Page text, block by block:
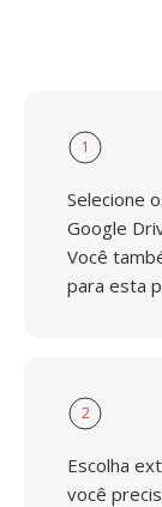
1
Selecione
Google
Você
para esta
2
Escolha
você